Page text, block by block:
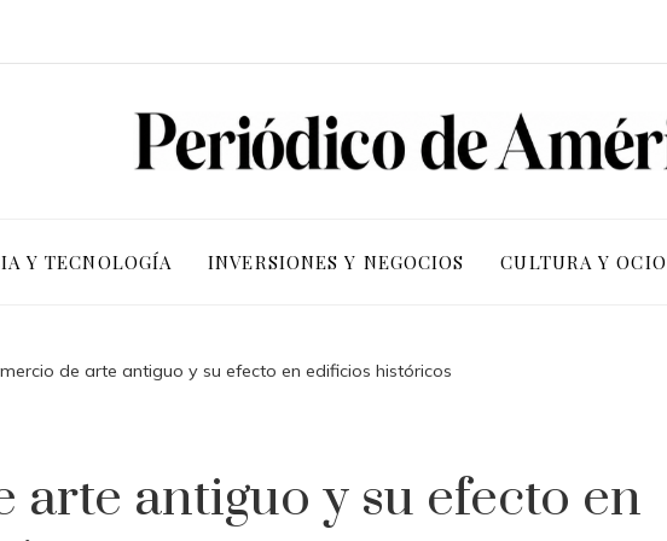
Y TECNOLOGÍA INVERSIONES Y NEGOCIOS CULTURA Y OCIO
de arte antiguo y su efecto en edificios históricos
arte antiguo y su efecto en